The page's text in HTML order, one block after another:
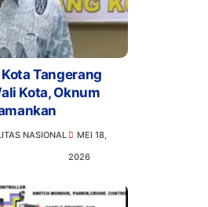
Tangerang
Kota, Oknum
NASIONAL
MEI 18,
2026